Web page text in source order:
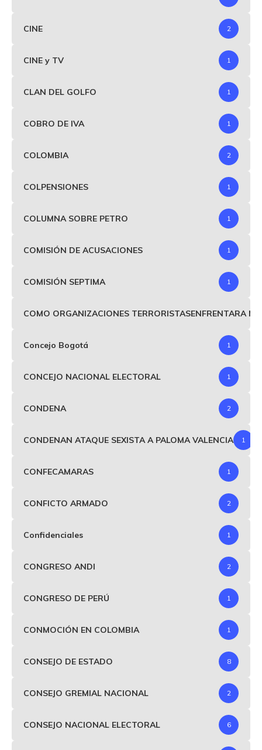
CINE 2
CINE y TV 1
CLAN DEL GOLFO 1
COBRO DE IVA 1
COLOMBIA 2
COLPENSIONES 1
COLUMNA SOBRE PETRO 1
COMISIÓN DE ACUSACIONES 1
COMISIÓN SEPTIMA 1
COMO ORGANIZACIONES TERRORISTASENFRENTARA
Concejo Bogotá 1
CONCEJO NACIONAL ELECTORAL 1
CONDENA 2
CONDENAN ATAQUE SEXISTA A PALOMA VALENCIA 1
CONFECAMARAS 1
CONFICTO ARMADO 2
Confidenciales 1
CONGRESO ANDI 2
CONGRESO DE PERÚ 1
CONMOCIÓN EN COLOMBIA 1
CONSEJO DE ESTADO 8
CONSEJO GREMIAL NACIONAL 2
CONSEJO NACIONAL ELECTORAL 6